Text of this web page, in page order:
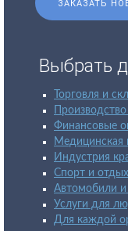
ЗАКАЗАТЬ
Выбрать
Торговля и
Финансовые
Индустрия
Спорт и отдых
Автомобили и
Услуги для
Для каждой